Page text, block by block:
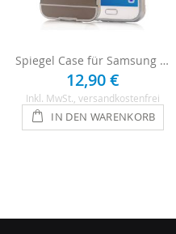
Spiegel Case für Samsung Galaxy S8 Plus - Anthrazit
12,90 €
Inkl. MwSt. , versandkostenfrei
IN DEN WARENKORB